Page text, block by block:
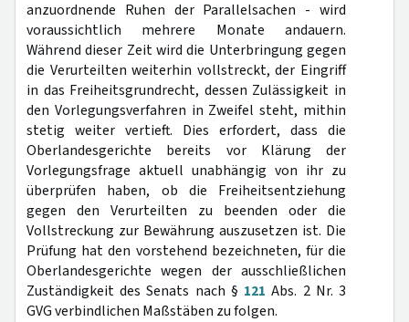
anzuordnende Ruhen der Parallelsachen - wird
voraussichtlich mehrere Monate andauern.
Während dieser Zeit wird die Unterbringung gegen
die Verurteilten weiterhin vollstreckt, der Eingriff
in das Freiheitsgrundrecht, dessen Zulässigkeit in
den Vorlegungsverfahren in Zweifel steht, mithin
stetig weiter vertieft. Dies erfordert, dass die
Oberlandesgerichte bereits vor Klärung der
Vorlegungsfrage aktuell unabhängig von ihr zu
überprüfen haben, ob die Freiheitsentziehung
gegen den Verurteilten zu beenden oder die
Vollstreckung zur Bewährung auszusetzen ist. Die
Prüfung hat den vorstehend bezeichneten, für die
Oberlandesgerichte wegen der ausschließlichen
Zuständigkeit des Senats nach § 121 Abs. 2 Nr. 3
GVG verbindlichen Maßstäben zu folgen.